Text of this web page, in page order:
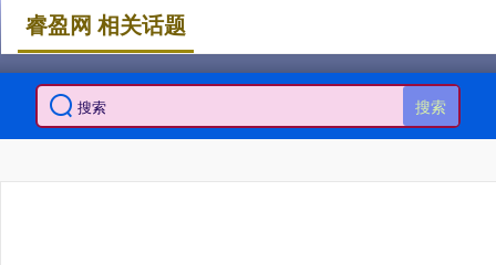
搜索
睿盈网 相关话题